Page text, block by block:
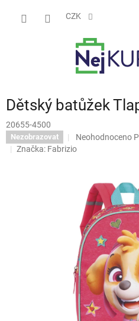
CZK
Dětský batůžek
20655-4500
Nezobrazovat
Průměrné
hodnocení
hvězdiček.
Neohodnoceno
Značka: Fabrizio